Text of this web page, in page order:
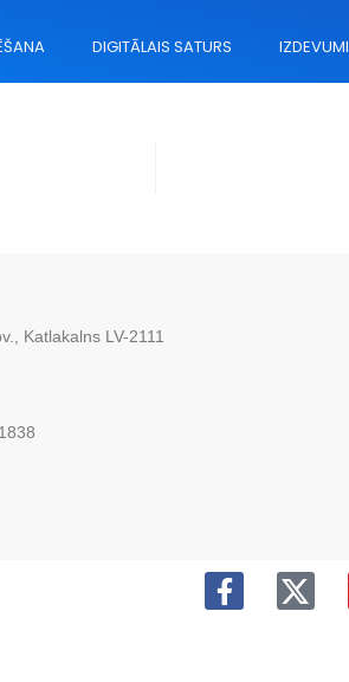
DIGITĀLAIS SATURS IZDEVUMI
Katlakalns LV-2111